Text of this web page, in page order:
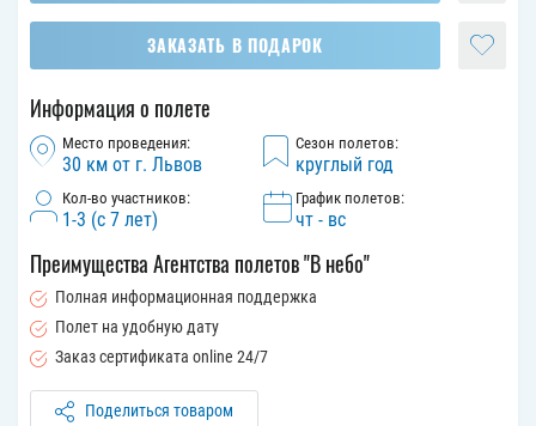
ЗАКАЗАТЬ В ПОДАРОК
Информация о полете
Место проведения:
30 км от г. Львов
Сезон полетов:
круглый год
Кол-во участников:
1-3 (с 7 лет)
График полетов:
чт - вс
Преимущества Агентства полетов "В небо"
Полная информационная поддержка
Полет на удобную дату
Заказ сертификата online 24/7
Поделиться товаром